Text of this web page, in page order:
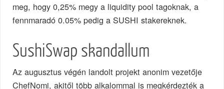
meg, hogy 0,25% megy a liquidity pool tagoknak, a
fennmaradó 0.05% pedig a SUSHI stakereknek.
SushiSwap skandallum
Az augusztus végén landolt projekt anonim vezetője
ChefNomi, akitől több alkalommal is megkérdezték a